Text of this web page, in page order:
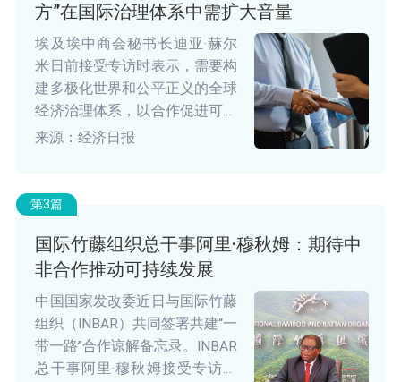
方”在国际治理体系中需扩大音量
埃及埃中商会秘书长迪亚·赫尔
米日前接受专访时表示，需要构
建多极化世界和公平正义的全球
经济治理体系，以合作促进可持
续发展，在国际治理体系中扩大
来源：经济日报
第3篇
国际竹藤组织总干事阿里·穆秋姆：期待中
非合作推动可持续发展
中国国家发改委近日与国际竹藤
组织（INBAR）共同签署共建“一
带一路”合作谅解备忘录。INBAR
总干事阿里·穆秋姆接受专访时